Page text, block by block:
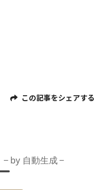
この記事をシェアする
by 自動生成